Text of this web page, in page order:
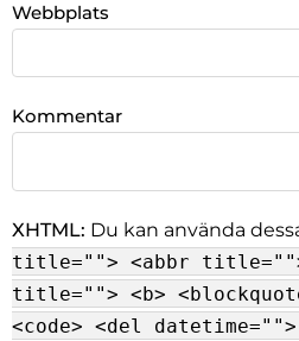
Webbplats
Kommentar
XHTML: Du kan använda
title=""> <abbr title="">
title=""> <b>
<code> <del